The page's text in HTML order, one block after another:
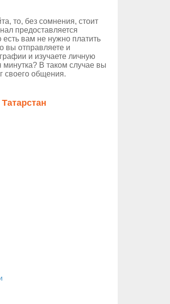
то, без сомнения, стоит
предоставляется
вам не нужно платить
вы отправляете и
и изучаете личную
В таком случае вы
своего общения.